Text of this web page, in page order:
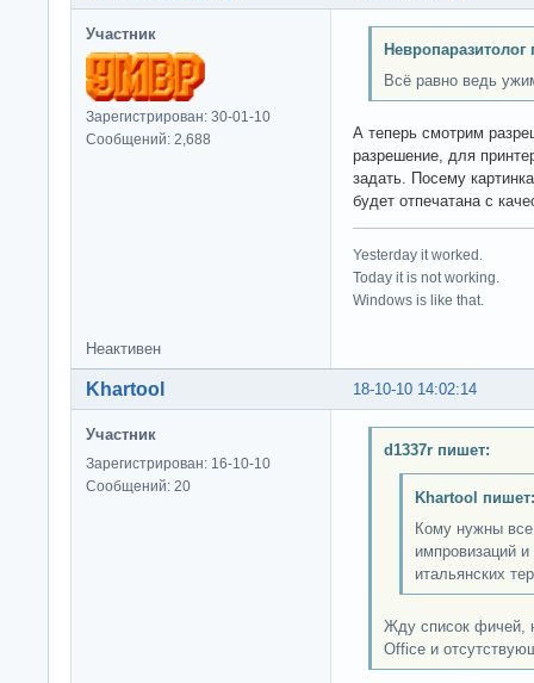
Участник
Зарегистрирован: 30-01-10
Сообщений: 2,688
Невропаразитолог
Всё равно ведь
А теперь смотрим
разрешение, для
задать. Посему
будет отпечатана с
Yesterday it worked.
Today it is not working.
Windows is like that.
Неактивен
18-10-10 14:02:14
Khartool
Участник
Зарегистрирован: 16-10-10
Сообщений: 20
d1337r пишет:
Khartool пишет:
Кому нужны
импровизаций
итальянских
Жду список фичей,
Office и